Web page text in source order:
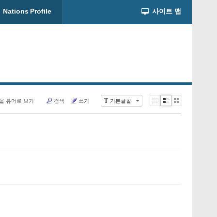
Nations Profile 사이트 맵
T 기본글꼴
뷰어로 보기 검색 쓰기
Li
Zi
G